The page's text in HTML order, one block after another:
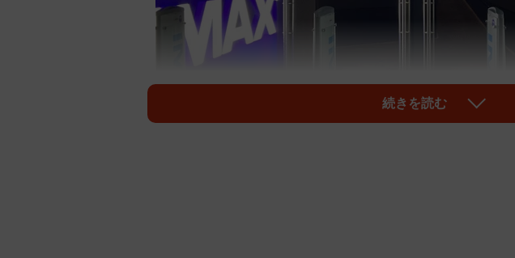
続きを読む